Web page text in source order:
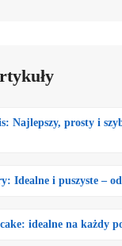
Najlepszy, prosty i
Idealne i puszyste –
idealne na każdy